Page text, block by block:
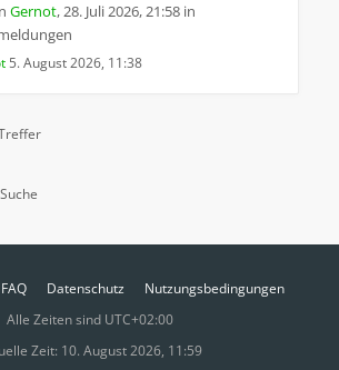
Gernot,28. Juli 2026, 21:58 in
5. August 2026, 11:38
FAQ Datenschutz
Nutzungsbedingungen
Alle Zeiten sind UTC+02:00
Zeit: 10. August 2026, 11:59